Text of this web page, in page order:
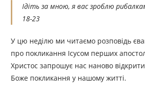
Ідіть за мною, я вас зроблю
18-23
У цю неділю ми читаємо розповідь
про покликання Ісусом перших
Христос запрошує нас наново
Боже покликання у нашому житті.